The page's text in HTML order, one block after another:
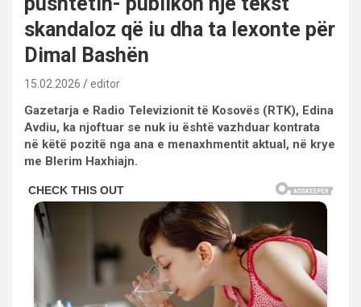
skandaloz që iu dha ta lexonte për
Dimal Bashën
15.02.2026 editor
Gazetarja e Radio Televizionit të Kosovës (RTK), Edina
Avdiu, ka njoftuar se nuk iu është vazhduar kontrata
në këtë pozitë nga ana e menaxhmentit aktual, në krye
me Blerim Haxhiajn.